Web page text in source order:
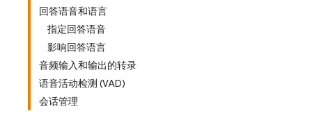
回答语音和语言
指定回答语音
影响回答语言
音频输入和输出的转录
语音活动检测 (VAD)
会话管理